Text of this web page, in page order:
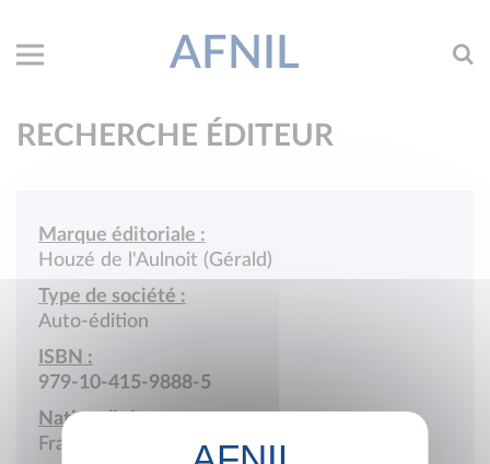
AFNIL
RECHERCHE ÉDITEUR
Marque éditoriale :
Houzé de l'Aulnoit (Gérald)
Type de société :
Auto-édition
ISBN :
979-10-415-9888-5
Nationalité :
France